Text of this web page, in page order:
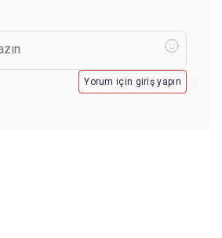
Yorum için giriş yapın